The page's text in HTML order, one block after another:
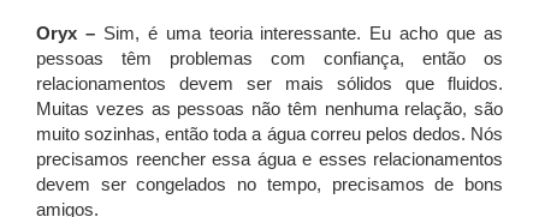
Oryx – Sim, é uma teoria interessante. Eu acho que as
pessoas têm problemas com confiança, então os
relacionamentos devem ser mais sólidos que fluidos.
Muitas vezes as pessoas não têm nenhuma relação, são
muito sozinhas, então toda a água correu pelos dedos. Nós
precisamos reencher essa água e esses relacionamentos
devem ser congelados no tempo, precisamos de bons
amigos.